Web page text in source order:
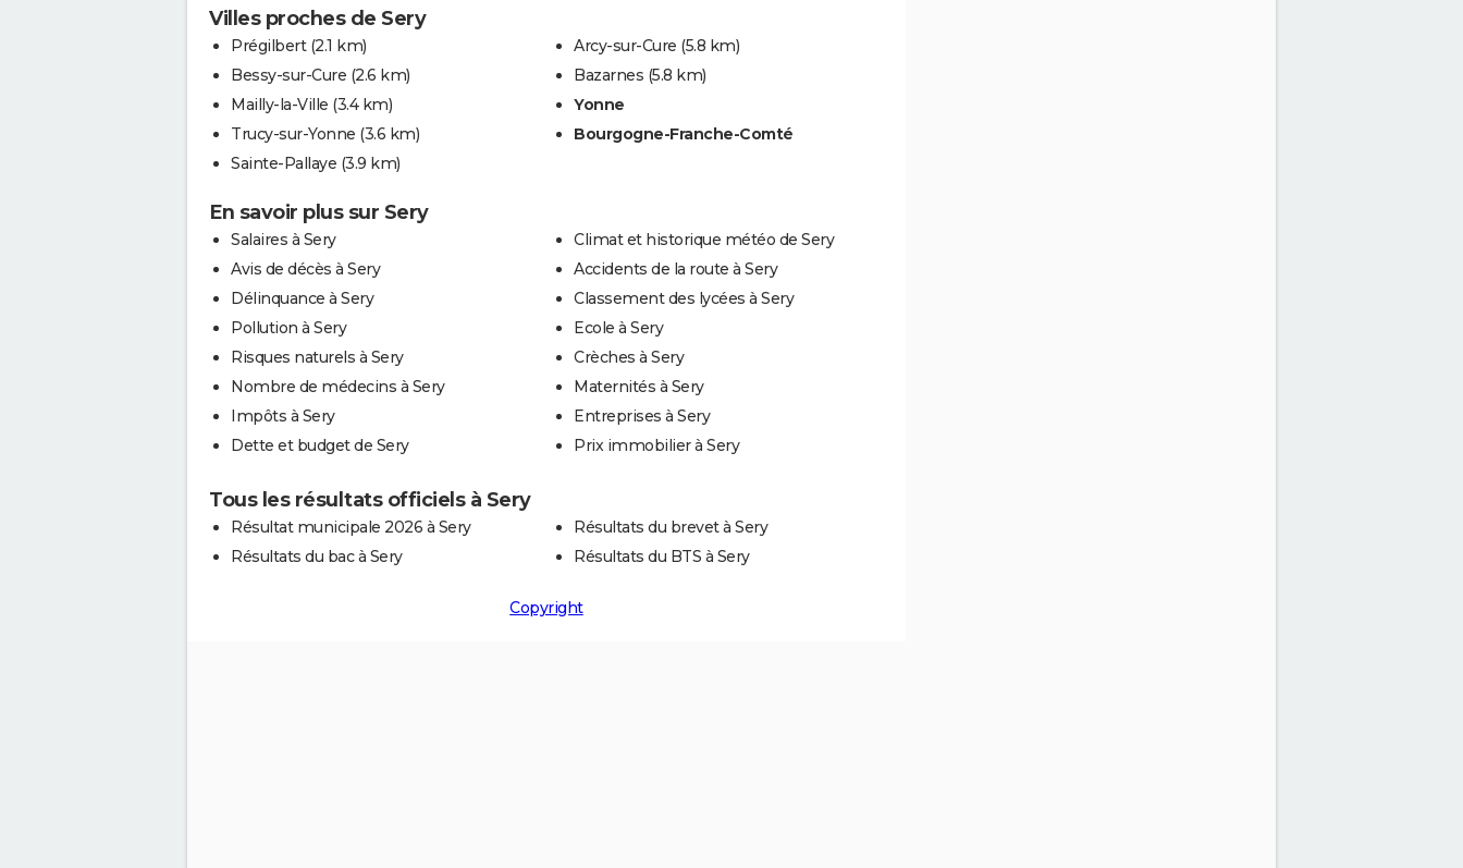
Villes proches de Sery
Prégilbert (2.1 km)
Bessy-sur-Cure (2.6 km)
Mailly-la-Ville (3.4 km)
Trucy-sur-Yonne (3.6 km)
Sainte-Pallaye (3.9 km)
Arcy-sur-Cure (5.8 km)
Bazarnes (5.8 km)
Yonne
Bourgogne-Franche-Comté
En savoir plus sur Sery
Salaires à Sery
Avis de décès à Sery
Délinquance à Sery
Pollution à Sery
Risques naturels à Sery
Nombre de médecins à Sery
Impôts à Sery
Dette et budget de Sery
Climat et historique météo de Sery
Accidents de la route à Sery
Classement des lycées à Sery
Ecole à Sery
Crèches à Sery
Maternités à Sery
Entreprises à Sery
Prix immobilier à Sery
Tous les résultats officiels à Sery
Résultat municipale 2026 à Sery
Résultats du bac à Sery
Résultats du brevet à Sery
Résultats du BTS à Sery
Copyright